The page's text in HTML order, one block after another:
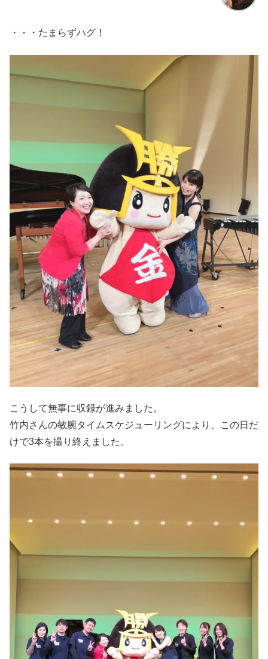
・・・たまらずハグ！
こうして無事に収録が進みました。
竹内さんの敏腕タイムスケジューリングにより、この日だ
けで3本を撮り終えました。